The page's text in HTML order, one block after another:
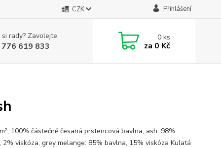
CZK Přihlášení
rady? Zavolejte.
619 833
0ks
za 0 Kč
100% částečně česaná prstencová bavlna, ash: 98%
2% viskóza, grey melange: 85% bavlna, 15% viskóza Kulatá